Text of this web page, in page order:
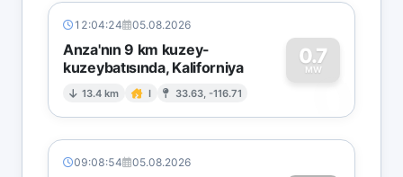
12:04:24 05.08.2026
Anza'nın 9 km kuzey-
kuzeybatısında, Kaliforniya
13.4 km I 33.63, -116.71
0.7
MW
0
09:08:54 05.08.2026